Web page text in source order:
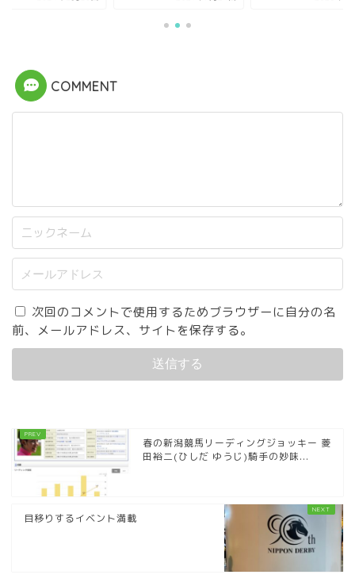
COMMENT
次回のコメントで使用するためブラウザーに自分の名
前、メールアドレス、サイトを保存する。
春の新潟競馬リーディングジョッキー 菱
田裕二(ひしだ ゆうじ)騎手の妙味...
目移りするイベント満載